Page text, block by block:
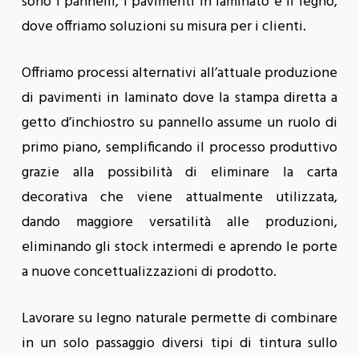
dove offriamo soluzioni su misura per i clienti.
Offriamo processi alternativi all’attuale produzione
di pavimenti in laminato dove la stampa diretta a
getto d’inchiostro su pannello assume un ruolo di
primo piano, semplificando il processo produttivo
grazie alla possibilità di eliminare la carta
decorativa che viene attualmente utilizzata,
dando maggiore versatilità alle produzioni,
eliminando gli stock intermedi e aprendo le porte
a nuove concettualizzazioni di prodotto.
Lavorare su legno naturale permette di combinare
in un solo passaggio diversi tipi di tintura sullo